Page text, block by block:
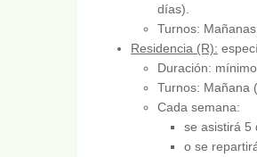
días).
Turnos:
Residencia (R):
Duración:
Turnos: Mañana
Cada semana:
se asistirá 5
o se